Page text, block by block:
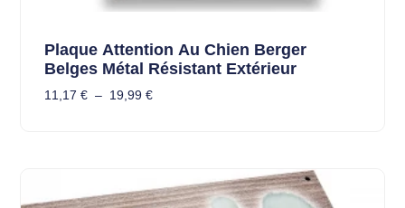
Plaque Attention Au Chien Berger
Belges Métal Résistant Extérieur
11,17 € – 19,99 €